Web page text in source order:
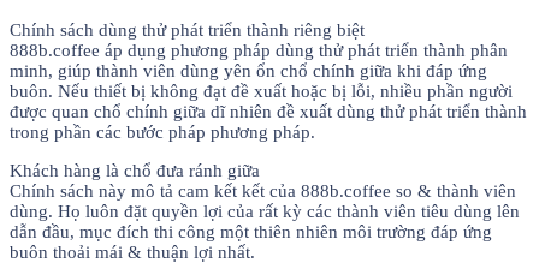
Chính sách dùng thử phát triển thành riêng biệt
888b.coffee áp dụng phương pháp dùng thử phát triển thành phân
minh, giúp thành viên dùng yên ổn chổ chính giữa khi đáp ứng
buôn. Nếu thiết bị không đạt đề xuất hoặc bị lỗi, nhiều phần người
được quan chổ chính giữa dĩ nhiên đề xuất dùng thử phát triển thành
trong phần các bước pháp phương pháp.
Khách hàng là chổ đưa ránh giữa
Chính sách này mô tả cam kết kết của 888b.coffee so & thành viên
dùng. Họ luôn đặt quyền lợi của rất kỳ các thành viên tiêu dùng lên
dẫn đầu, mục đích thi công một thiên nhiên môi trường đáp ứng
buôn thoải mái & thuận lợi nhất.